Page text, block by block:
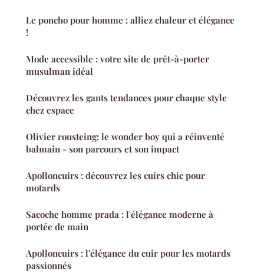
Le poncho pour homme : alliez chaleur et élégance
!
Mode accessible : votre site de prêt-à-porter
musulman idéal
Découvrez les gants tendances pour chaque style
chez espace
Olivier rousteing: le wonder boy qui a réinventé
balmain - son parcours et son impact
Apolloncuirs : découvrez les cuirs chic pour
motards
Sacoche homme prada : l'élégance moderne à
portée de main
Apolloncuirs : l'élégance du cuir pour les motards
passionnés